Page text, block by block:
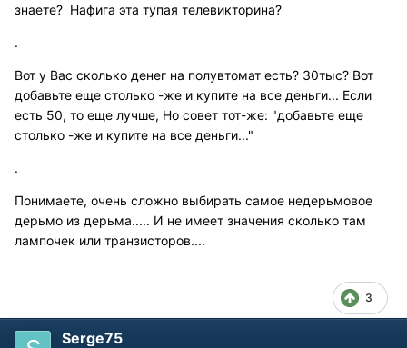
знаете? Нафига эта тупая телевикторина?
.
Вот у Вас сколько денег на полувтомат есть? 30тыс? Вот
добавьте еще столько -же и купите на все деньги... Если
есть 50, то еще лучше, Но совет тот-же: "добавьте еще
столько -же и купите на все деньги..."
.
Понимаете, очень сложно выбирать самое недерьмовое
дерьмо из дерьма..... И не имеет значения сколько там
лампочек или транзисторов....
3
Serge75